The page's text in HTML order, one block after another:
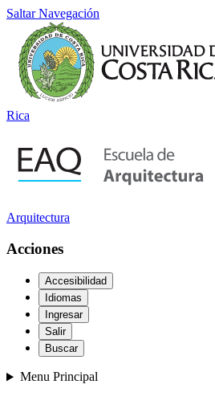
Saltar Navegación
Rica
Arquitectura
Acciones
Accesibilidad
Idiomas
Ingresar
Salir
Buscar
Menu Principal